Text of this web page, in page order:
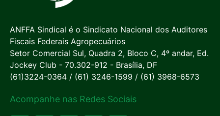
ANFFA Sindical é o Sindicato Nacional dos Auditores
Fiscais Federais Agropecuários
Setor Comercial Sul, Quadra 2, Bloco C, 4º andar, Ed.
Jockey Club - 70.302-912 - Brasília, DF
(61)3224-0364 / (61) 3246-1599 / (61) 3968-6573
Acompanhe nas Redes Sociais